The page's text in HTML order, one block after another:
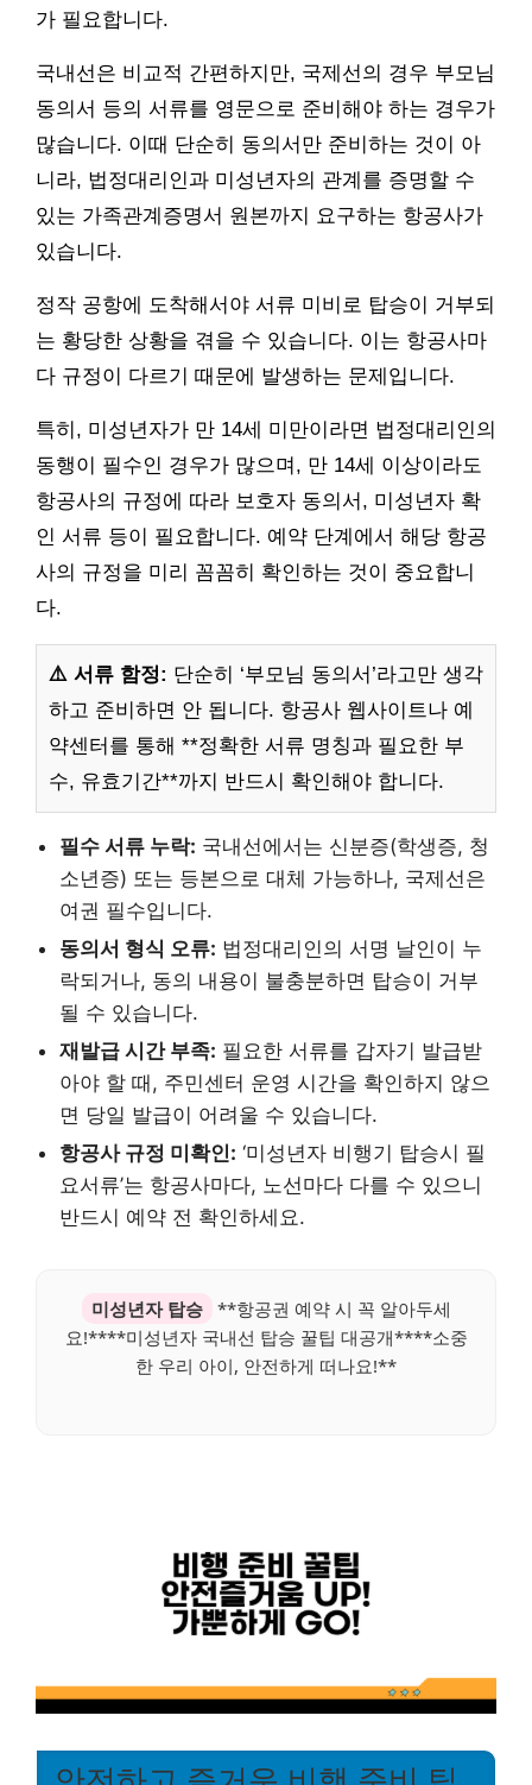
가 필요합니다.
국내선은 비교적 간편하지만, 국제선의 경우 부모님
동의서 등의 서류를 영문으로 준비해야 하는 경우가
많습니다. 이때 단순히 동의서만 준비하는 것이 아
니라, 법정대리인과 미성년자의 관계를 증명할 수
있는 가족관계증명서 원본까지 요구하는 항공사가
있습니다.
정작 공항에 도착해서야 서류 미비로 탑승이 거부되
는 황당한 상황을 겪을 수 있습니다. 이는 항공사마
다 규정이 다르기 때문에 발생하는 문제입니다.
특히, 미성년자가 만 14세 미만이라면 법정대리인의
동행이 필수인 경우가 많으며, 만 14세 이상이라도
항공사의 규정에 따라 보호자 동의서, 미성년자 확
인 서류 등이 필요합니다. 예약 단계에서 해당 항공
사의 규정을 미리 꼼꼼히 확인하는 것이 중요합니
다.
⚠️ 서류 함정: 단순히 ‘부모님 동의서’라고만 생각
하고 준비하면 안 됩니다. 항공사 웹사이트나 예
약센터를 통해 **정확한 서류 명칭과 필요한 부
수, 유효기간**까지 반드시 확인해야 합니다.
필수 서류 누락: 국내선에서는 신분증(학생증, 청
소년증) 또는 등본으로 대체 가능하나, 국제선은
여권 필수입니다.
동의서 형식 오류: 법정대리인의 서명 날인이 누
락되거나, 동의 내용이 불충분하면 탑승이 거부
될 수 있습니다.
재발급 시간 부족: 필요한 서류를 갑자기 발급받
아야 할 때, 주민센터 운영 시간을 확인하지 않으
면 당일 발급이 어려울 수 있습니다.
항공사 규정 미확인: ‘미성년자 비행기 탑승시 필
요서류’는 항공사마다, 노선마다 다를 수 있으니
반드시 예약 전 확인하세요.
미성년자 탑승
**항공권 예약 시 꼭 알아두세
요!****미성년자 국내선 탑승 꿀팁 대공개****소중
한 우리 아이, 안전하게 떠나요!**